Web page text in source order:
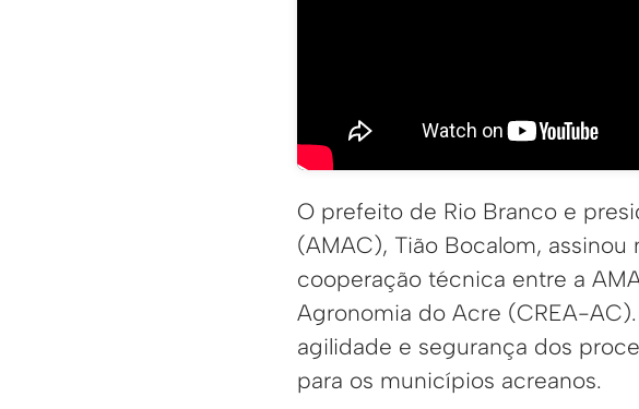
O prefeito de Rio Branco e
(AMAC), Tião Bocalom,
cooperação técnica entre a
Agronomia do Acre (CREA-
agilidade e segurança dos
para os municípios acreanos.